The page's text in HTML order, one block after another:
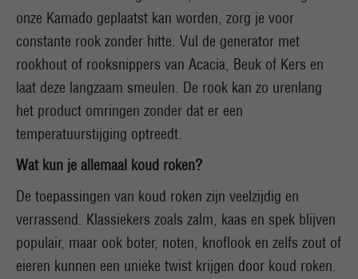
onze Kamado geplaatst kan worden, zorg je voor
constante rook zonder hitte. Vul de generator met
rookhout of rooksnippers van Acacia, Beuk of Kers en
laat deze langzaam smeulen. De rook kan zo urenlang
het product omringen zonder dat er een
temperatuurstijging optreedt.
Wat kun je allemaal koud roken?
De toepassingen van koud roken zijn veelzijdig en
verrassend. Klassiekers zoals zalm, kaas en spek blijven
populair, maar ook boter, noten, knoflook en zelfs zout of
eieren kunnen een unieke twist krijgen door koud roken.